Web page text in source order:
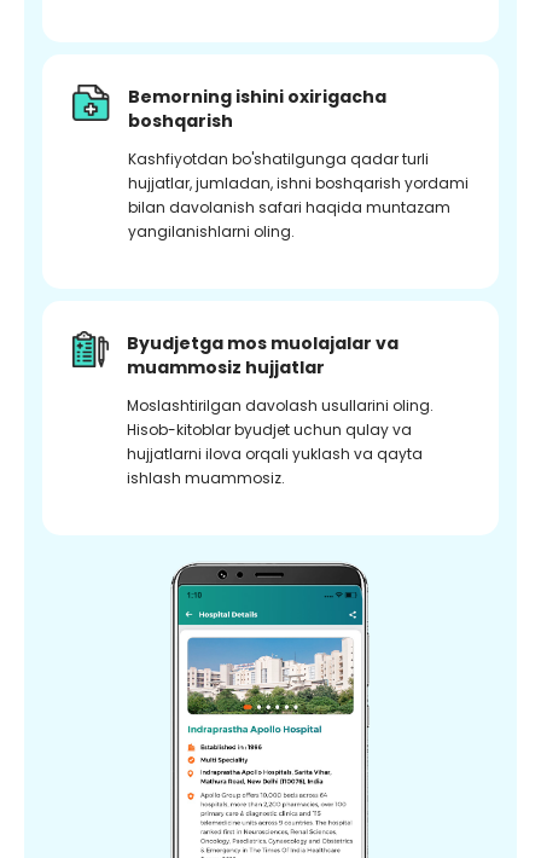
Bemorning ishini oxirigacha
boshqarish
Kashfiyotdan bo'shatilgunga qadar turli
hujjatlar, jumladan, ishni boshqarish yordami
bilan davolanish safari haqida muntazam
yangilanishlarni oling.
Byudjetga mos muolajalar va
muammosiz hujjatlar
Moslashtirilgan davolash usullarini oling.
Hisob-kitoblar byudjet uchun qulay va
hujjatlarni ilova orqali yuklash va qayta
ishlash muammosiz.